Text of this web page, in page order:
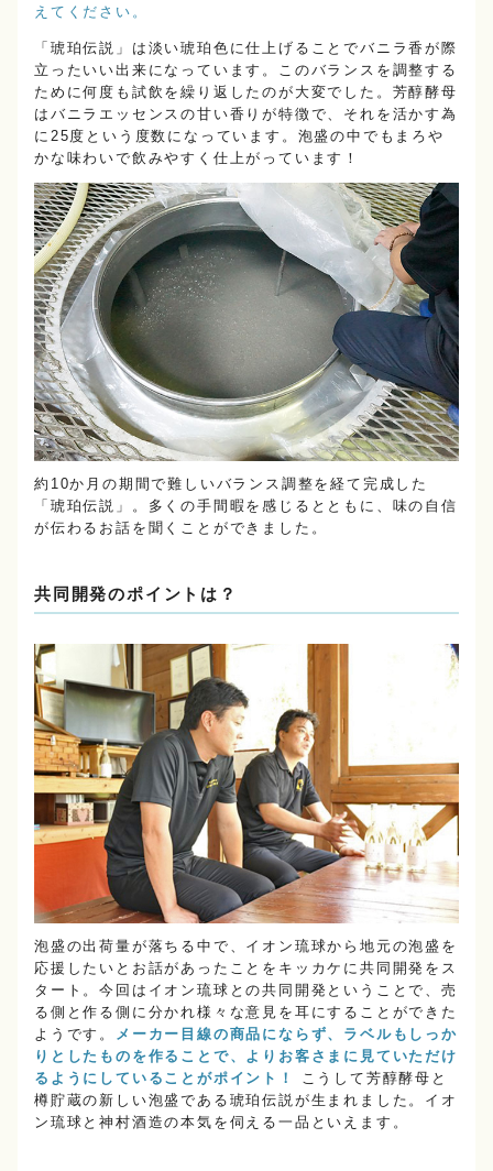
えてください。
「琥珀伝説」は淡い琥珀色に仕上げることでバニラ香が際
立ったいい出来になっています。このバランスを調整する
ために何度も試飲を繰り返したのが大変でした。芳醇酵母
はバニラエッセンスの甘い香りが特徴で、それを活かす為
に25度という度数になっています。泡盛の中でもまろや
かな味わいで飲みやすく仕上がっています！
約10か月の期間で難しいバランス調整を経て完成した
「琥珀伝説」。多くの手間暇を感じるとともに、味の自信
が伝わるお話を聞くことができました。
共同開発のポイントは？
泡盛の出荷量が落ちる中で、イオン琉球から地元の泡盛を
応援したいとお話があったことをキッカケに共同開発をス
タート。今回はイオン琉球との共同開発ということで、売
る側と作る側に分かれ様々な意見を耳にすることができた
ようです。
メーカー目線の商品にならず、ラベルもしっか
りとしたものを作ることで、よりお客さまに見ていただけ
るようにしていることがポイント！
こうして芳醇酵母と
樽貯蔵の新しい泡盛である琥珀伝説が生まれました。イオ
ン琉球と神村酒造の本気を伺える一品といえます。